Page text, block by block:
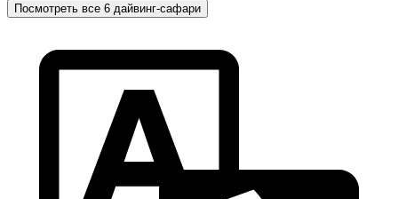
Посмотреть все 6 дайвинг-сафари